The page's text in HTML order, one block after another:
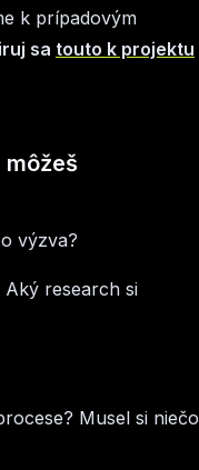
k prípadovým
sa touto k projektu
môžeš
výzva?
research si
Musel si niečo